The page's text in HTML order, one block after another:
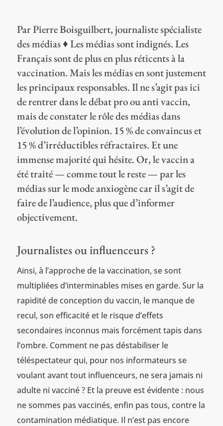
Par Pierre Boisguilbert, journaliste spécialiste
des médias ♦ Les médias sont indignés. Les
Français sont de plus en plus réticents à la
vaccination. Mais les médias en sont justement
les principaux responsables. Il ne s’agit pas ici
de rentrer dans le débat pro ou anti vaccin,
mais de constater le rôle des médias dans
l’évolution de l’opinion. 15 % de convaincus et
15 % d’irréductibles réfractaires. Et une
immense majorité qui hésite. Or, le vaccin a
été traité — comme tout le reste — par les
médias sur le mode anxiogène car il s’agit de
faire de l’audience, plus que d’informer
objectivement.
Journalistes ou influenceurs ?
Ainsi, à l’approche de la vaccination, se sont
multipliées d’interminables mises en garde. Sur la
rapidité de conception du vaccin, le manque de
recul, son efficacité et le risque d’effets
secondaires inconnus mais forcément tapis dans
l’ombre. Comment ne pas déstabiliser le
téléspectateur qui, pour nos informateurs se
voulant avant tout influenceurs, ne sera jamais ni
adulte ni vacciné ? Et la preuve est évidente : nous
ne sommes pas vaccinés, enfin pas tous, contre la
contamination médiatique. Il n’est pas encore